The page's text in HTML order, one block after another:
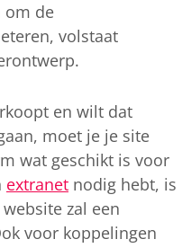
om de
volstaat
en wilt dat
moet je je site
wat geschikt is voor
extranet nodig hebt, is
zal een
voor koppelingen